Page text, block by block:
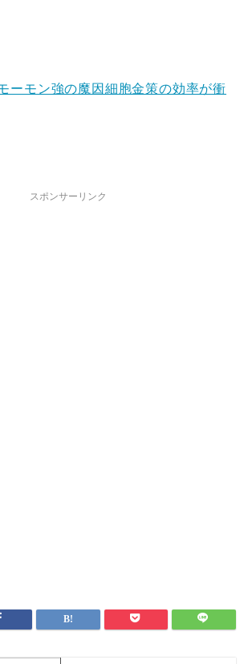
ーモン強の魔因細胞金策の効率が衝
スポンサーリンク